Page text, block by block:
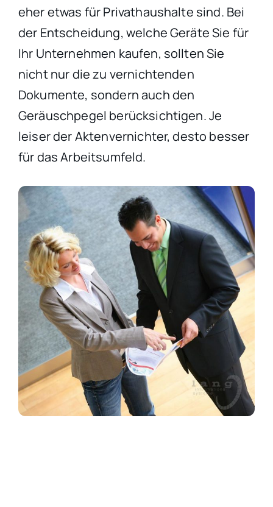
eher etwas für Privathaushalte sind. Bei
der Entscheidung, welche Geräte Sie für
Ihr Unternehmen kaufen, sollten Sie
nicht nur die zu vernichtenden
Dokumente, sondern auch den
Geräuschpegel berücksichtigen. Je
leiser der Aktenvernichter, desto besser
für das Arbeitsumfeld.